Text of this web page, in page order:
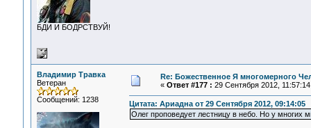
БДИ И БОДРСТВУЙ!
Владимир Травка
Ветеран
Сообщений: 1238
Re: Божественное Я многомерного
« Ответ #177 : 29 Сентября 2012,
Цитата: Ариадна от 29 Сентября 2012, 09:14:05
Олег проповедует лестницу в небо. Но у многих